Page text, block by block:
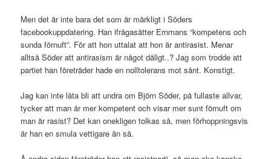
Men det är inte bara det som är märkligt i Söders
facebookuppdatering. Han ifrågasätter Ernmans “kompetens och
sunda förnuft”. För att hon uttalat att hon är antirasist. Menar
alltså Söder att antirasism är något dåligt..? Jag som trodde att
partiet han företräder hade en nolltolerans mot sånt. Konstigt.
Jag kan inte låta bli att undra om Björn Söder, på fullaste allvar,
tycker att man är mer kompetent och visar mer sunt förnuft om
man är rasist? Det kan onekligen tolkas så, men förhoppningsvis
är han en smula vettigare än så.